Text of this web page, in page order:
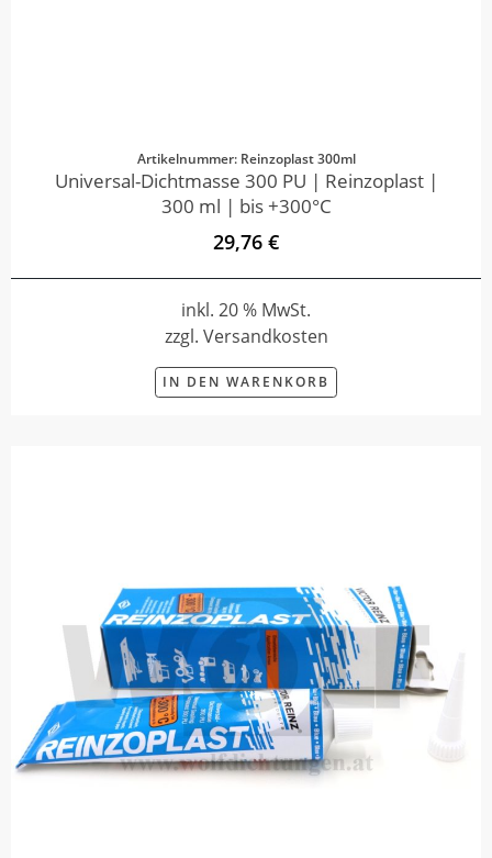
Artikelnummer: Reinzoplast 300ml
Universal-Dichtmasse 300 PU | Reinzoplast |
300 ml | bis +300°C
29,76 €
inkl. 20 % MwSt.
zzgl. Versandkosten
IN DEN WARENKORB